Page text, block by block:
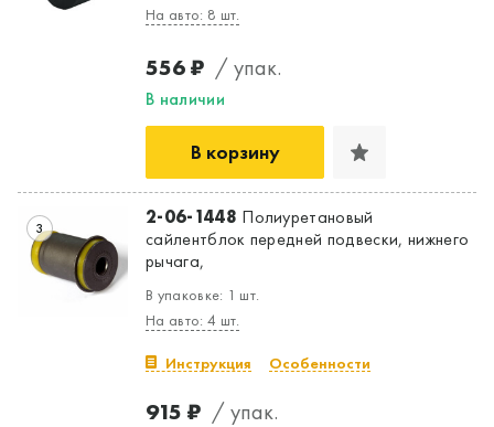
На авто: 8 шт.
556 ₽ / упак.
В наличии
В корзину
3 2-06-1448 Полиуретановый
сайлентблок передней подвески, нижнего
рычага,
В упаковке: 1 шт.
На авто: 4 шт.
Инструкция Особенности
915 ₽ / упак.